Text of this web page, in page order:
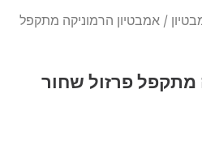
/ אמבטיון הרמוניקה מתקפל
מתקפל פרזול שחור